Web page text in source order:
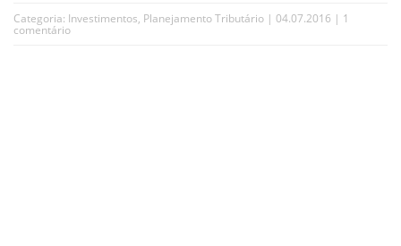
Categoria: Investimentos, Planejamento Tributário | 04.07.2016 | 1
comentário